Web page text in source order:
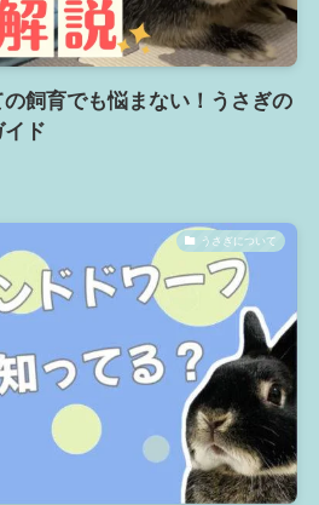
の飼育でも悩まない！うさぎの
ド
うさぎについて